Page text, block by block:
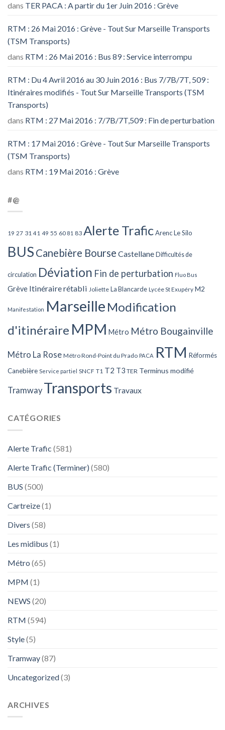
dans TER PACA : A partir du 1er Juin 2016 : Grève
RTM : 26 Mai 2016 : Grève - Tout Sur Marseille Transports
(TSM Transports)
dans RTM : 26 Mai 2016 : Bus 89 : Service interrompu
RTM : Du 4 Avril 2016 au 30 Juin 2016 : Bus 7/7B/7T, 509 :
Itinéraires modifiés - Tout Sur Marseille Transports (TSM
Transports)
dans RTM : 27 Mai 2016 : 7/7B/7T,509 : Fin de perturbation
RTM : 17 Mai 2016 : Grève - Tout Sur Marseille Transports
(TSM Transports)
dans RTM : 19 Mai 2016 : Grève
#@
19 27 31 41 49 55 60 81 83 Alerte TraficArenc Le Silo
BUS Canebière Bourse Castellane Difficultés de
circulation Déviation Fin de perturbation Fluo Bus
Grève Itinéraire rétabli Joliette La Blancarde Lycée St Exupéry M2
Manifestation Marseille Modification
d'itinéraire MPM Métro Métro Bougainville
Métro La Rose Métro Rond-Point du Prado PACA RTM Réformés
Canebière Service partiel SNCF T1 T2 T3 TER Terminus modifié
Tramway Transports Travaux
CATÉGORIES
Alerte Trafic (581)
Alerte Trafic (Terminer) (580)
BUS (500)
Cartreize(1)
Divers (58)
Les midibus (1)
Métro (65)
MPM (1)
NEWS (20)
RTM (594)
Style(5)
Tramway(87)
Uncategorized(3)
ARCHIVES